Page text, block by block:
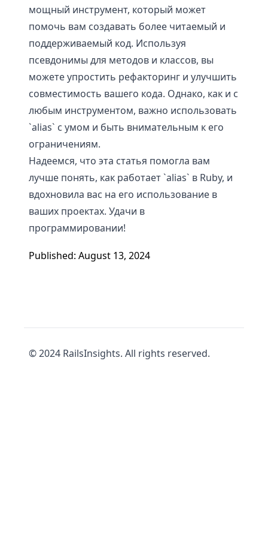
мощный инструмент, который может
помочь вам создавать более читаемый и
поддерживаемый код. Используя
псевдонимы для методов и классов, вы
можете упростить рефакторинг и улучшить
совместимость вашего кода. Однако, как и с
любым инструментом, важно использовать
`alias` с умом и быть внимательным к его
ограничениям.
Надеемся, что эта статья помогла вам
лучше понять, как работает `alias` в Ruby, и
вдохновила вас на его использование в
ваших проектах. Удачи в
программировании!
Published: August 13, 2024
© 2024 RailsInsights. All rights reserved.